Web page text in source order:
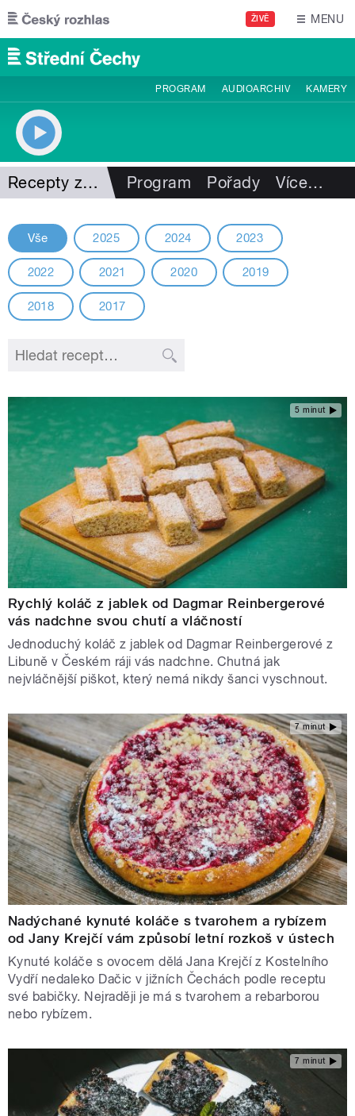
Přejít k hlavnímu obsahu
ŽIVĚ MENU
PROGRAM AUDIOARCHIV KAMERY
Recepty z minulých ročníků Program Pořady Více…
Vše 2025 2024 2023
2022 2021 2020 2019
2018 2017
5 minut
Rychlý koláč z jablek od Dagmar Reinbergerové
vás nadchne svou chutí a vláčností
Jednoduchý koláč z jablek od Dagmar Reinbergerové z
Libuně v Českém ráji vás nadchne. Chutná jak
nejvláčnější piškot, který nemá nikdy šanci vyschnout.
7 minut
Nadýchané kynuté koláče s tvarohem a rybízem
od Jany Krejčí vám způsobí letní rozkoš v ústech
Kynuté koláče s ovocem dělá Jana Krejčí z Kostelního
Vydří nedaleko Dačic v jižních Čechách podle receptu
své babičky. Nejraději je má s tvarohem a rebarborou
nebo rybízem.
7 minut